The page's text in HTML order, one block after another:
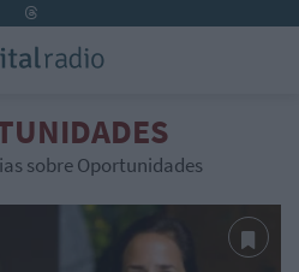
sobre Oportunidades